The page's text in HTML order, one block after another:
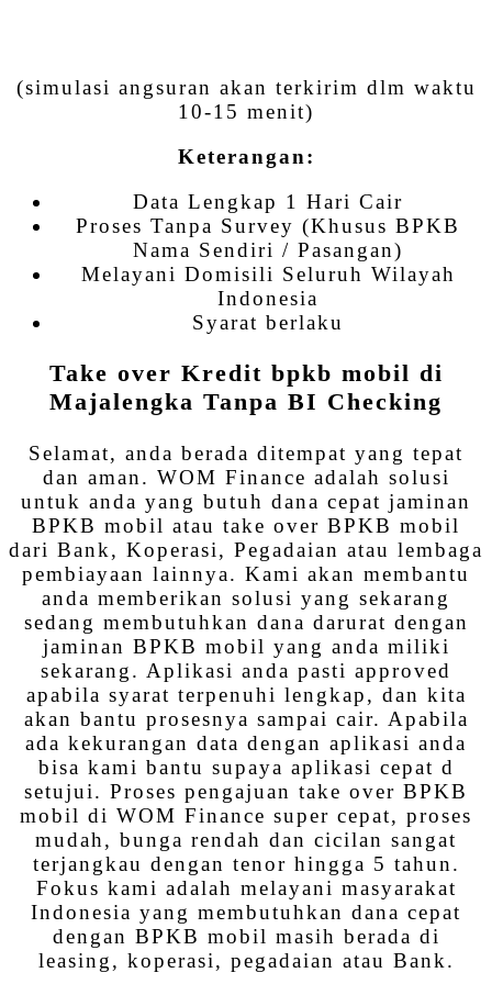
(simulasi angsuran akan terkirim dlm waktu
10-15 menit)
Keterangan:
Data Lengkap 1 Hari Cair
Proses Tanpa Survey (Khusus BPKB
Nama Sendiri / Pasangan)
Melayani Domisili Seluruh Wilayah
Indonesia
Syarat berlaku
Take over Kredit bpkb mobil di
Majalengka Tanpa BI Checking
Selamat, anda berada ditempat yang tepat
dan aman. WOM Finance adalah solusi
untuk anda yang butuh dana cepat jaminan
BPKB mobil atau take over BPKB mobil
dari Bank, Koperasi, Pegadaian atau lembaga
pembiayaan lainnya. Kami akan membantu
anda memberikan solusi yang sekarang
sedang membutuhkan dana darurat dengan
jaminan BPKB mobil yang anda miliki
sekarang. Aplikasi anda pasti approved
apabila syarat terpenuhi lengkap, dan kita
akan bantu prosesnya sampai cair. Apabila
ada kekurangan data dengan aplikasi anda
bisa kami bantu supaya aplikasi cepat d
setujui. Proses pengajuan take over BPKB
mobil di WOM Finance super cepat, proses
mudah, bunga rendah dan cicilan sangat
terjangkau dengan tenor hingga 5 tahun.
Fokus kami adalah melayani masyarakat
Indonesia yang membutuhkan dana cepat
dengan BPKB mobil masih berada di
leasing, koperasi, pegadaian atau Bank.